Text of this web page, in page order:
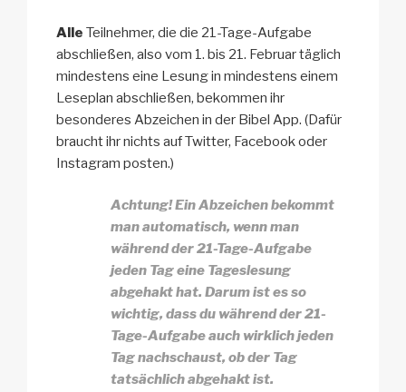
Alle Teilnehmer, die die 21-Tage-Aufgabe
abschließen, also vom 1. bis 21. Februar täglich
mindestens eine Lesung in mindestens einem
Leseplan abschließen, bekommen ihr
besonderes Abzeichen in der Bibel App. (Dafür
braucht ihr nichts auf Twitter, Facebook oder
Instagram posten.)
Achtung! Ein Abzeichen bekommt
man automatisch, wenn man
während der 21-Tage-Aufgabe
jeden Tag eine Tageslesung
abgehakt hat. Darum ist es so
wichtig, dass du während der 21-
Tage-Aufgabe auch wirklich jeden
Tag nachschaust, ob der Tag
tatsächlich abgehakt ist.